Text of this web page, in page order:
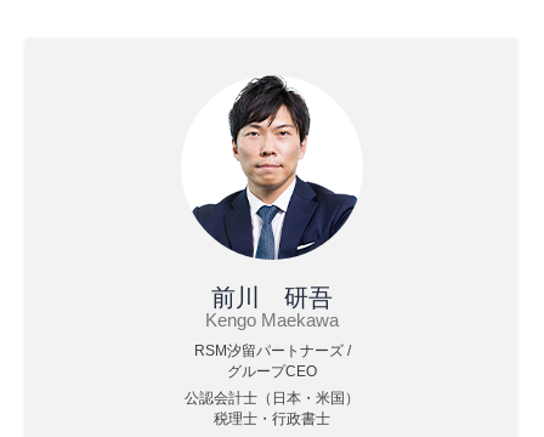
前川 研吾
Kengo Maekawa
RSM汐留パートナーズ /
グループCEO
公認会計士（日本・米国）
税理士・行政書士